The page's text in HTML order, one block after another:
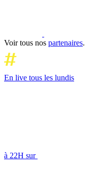
Voir tous nos partenaires.
En live tous les lundis
à 22H sur